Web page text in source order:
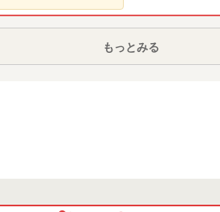
もっとみる